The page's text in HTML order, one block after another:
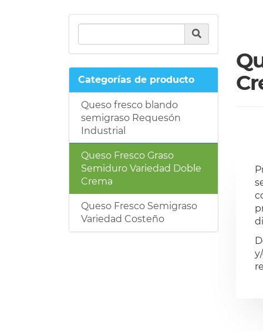
Product Search
Categorías de producto
Queso fresco blando
semigraso Requesón
Industrial
Queso Fresco Graso
Semiduro Variedad Doble
Crema
Queso Fresco Semigraso
Variedad Costeño